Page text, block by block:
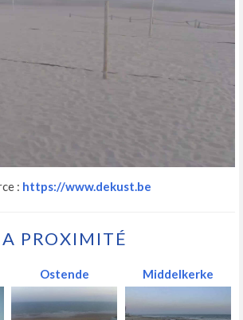
: https://www.dekust.be
A PROXIMITÉ
Ostende Middelkerke